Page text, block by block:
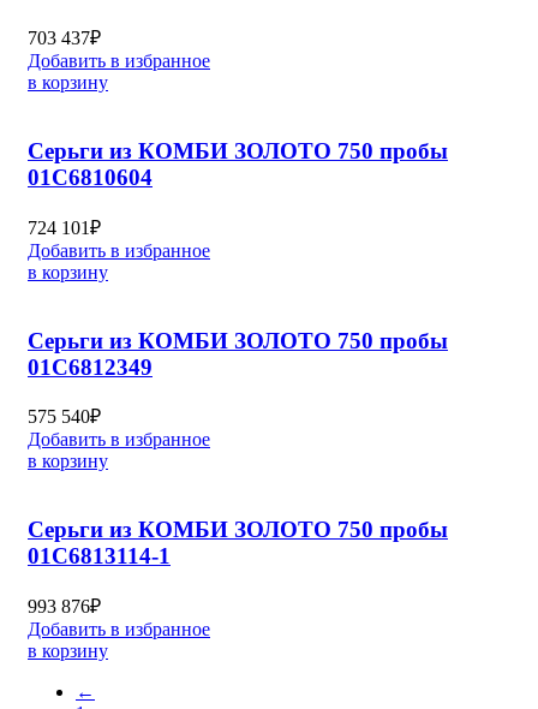
703 437₽
Добавить в избранное
в корзину
Серьги из КОМБИ ЗОЛОТО 750 пробы
01С6810604
724 101₽
Добавить в избранное
в корзину
Серьги из КОМБИ ЗОЛОТО 750 пробы
01С6812349
575 540₽
Добавить в избранное
в корзину
Серьги из КОМБИ ЗОЛОТО 750 пробы
01С6813114-1
993 876₽
Добавить в избранное
в корзину
←